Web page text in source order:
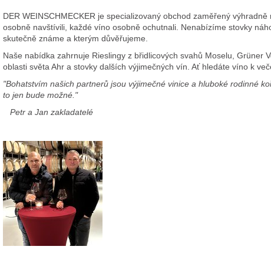
DER WEINSCHMECKER je specializovaný obchod zaměřený
osobně navštívili, každé víno osobně ochutnali. Nenabízíme stovky
skutečně známe a kterým důvěřujeme.
Naše nabídka zahrnuje Rieslingy z břidlicových svahů Moselu, Grüner
oblasti světa Ahr a stovky dalších výjimečných vín. Ať hledáte víno k
"Bohatstvím našich partnerů jsou výjimečné vinice a hluboké rodinné
to jen bude možné."
Petr a Jan zakladatelé
Doporučujeme